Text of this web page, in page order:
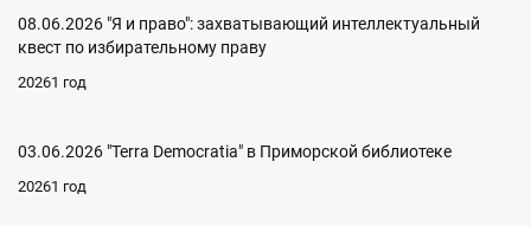
08.06.2026 "Я и право": захватывающий интеллектуальный
квест по избирательному праву
20261 год
03.06.2026 "Terra Democratia" в Приморской библиотеке
20261 год